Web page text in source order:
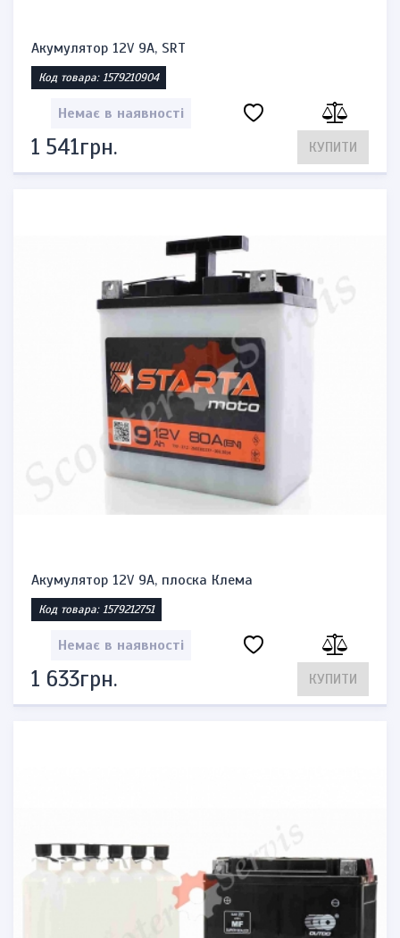
Акумулятор 12V 9A, SRT
Код товара: 1579210904
Немає в наявності
1 541грн. КУПИТИ
Акумулятор 12V 9A, плоска Клема
Код товара: 1579212751
Немає в наявності
1 633грн. КУПИТИ